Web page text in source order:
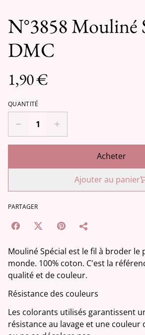
N°3858 Mouliné
DMC
1,90 €
QUANTITÉ
Acheter
Ajouter au panier
PARTAGER
Mouliné Spécial est le fil à broder le
monde. 100% coton. C'est la
qualité et de couleur.
Résistance des couleurs
Les colorants utilisés garantissent
résistance au lavage et une couleur